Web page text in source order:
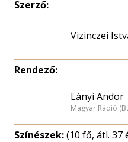
Szerző:
Vizinczei
Rendező:
Lányi Andor
Magyar Rádió
Színészek:(10 fő, átl. 37